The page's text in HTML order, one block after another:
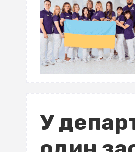
У